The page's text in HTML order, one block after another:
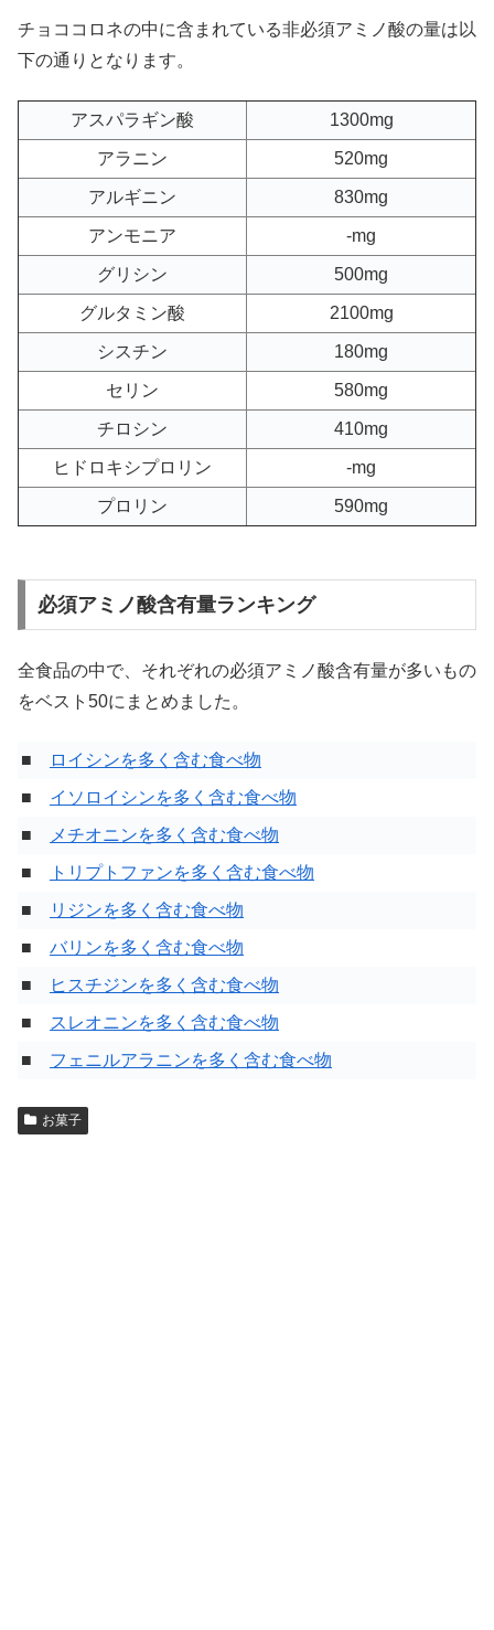
チョココロネの中に含まれている非必須アミノ酸の量は以
下の通りとなります。
アスパラギン酸 1300mg
アラニン 520mg
アルギニン 830mg
アンモニア -mg
グリシン 500mg
グルタミン酸 2100mg
シスチン 180mg
セリン 580mg
チロシン 410mg
ヒドロキシプロリン -mg
プロリン 590mg
必須アミノ酸含有量ランキング
全食品の中で、それぞれの必須アミノ酸含有量が多いもの
をベスト50にまとめました。
■
ロイシンを多く含む食べ物
■ イソロイシンを多く含む食べ物
■
メチオニンを多く含む食べ物
■
トリプトファンを多く含む食べ物
■
リジンを多く含む食べ物
■ バリンを多く含む食べ物
■
ヒスチジンを多く含む食べ物
■
スレオニンを多く含む食べ物
■ フェニルアラニンを多く含む食べ物
お菓子